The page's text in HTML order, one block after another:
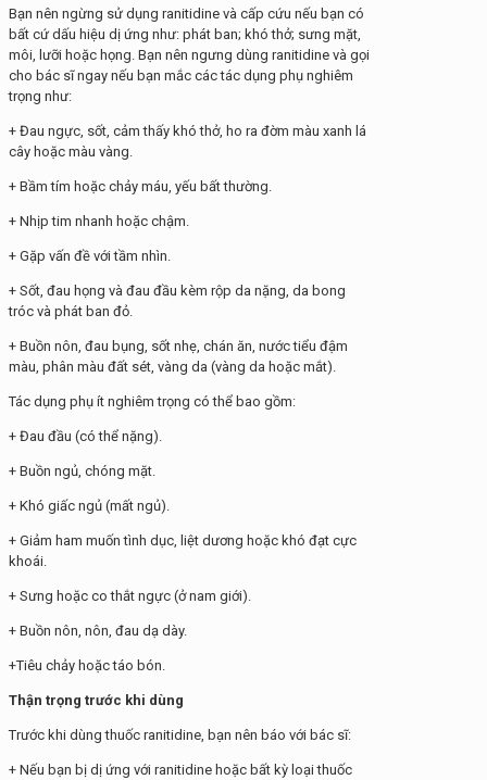
Bạn nên ngừng sử dụng ranitidine và cấp cứu nếu bạn có
bất cứ dấu hiệu dị ứng như: phát ban; khó thở; sưng mặt,
môi, lưỡi hoặc họng. Bạn nên ngưng dùng ranitidine và gọi
cho bác sĩ ngay nếu bạn mắc các tác dụng phụ nghiêm
trọng như:
+ Đau ngực, sốt, cảm thấy khó thở, ho ra đờm màu xanh lá
cây hoặc màu vàng.
+ Bầm tím hoặc chảy máu, yếu bất thường.
+ Nhịp tim nhanh hoặc chậm.
+ Gặp vấn đề với tầm nhìn.
+ Sốt, đau họng và đau đầu kèm rộp da nặng, da bong
tróc và phát ban đỏ.
+ Buồn nôn, đau bụng, sốt nhẹ, chán ăn, nước tiểu đậm
màu, phân màu đất sét, vàng da (vàng da hoặc mắt).
Tác dụng phụ ít nghiêm trọng có thể bao gồm:
+ Đau đầu (có thể nặng).
+ Buồn ngủ, chóng mặt.
+ Khó giấc ngủ (mất ngủ).
+ Giảm ham muốn tình dục, liệt dương hoặc khó đạt cực
khoái.
+ Sưng hoặc co thắt ngực (ở nam giới).
+ Buồn nôn, nôn, đau dạ dày.
+Tiêu chảy hoặc táo bón.
Thận trọng trước khi dùng
Trước khi dùng thuốc ranitidine, bạn nên báo với bác sĩ:
+ Nếu bạn bị dị ứng với ranitidine hoặc bất kỳ loại thuốc